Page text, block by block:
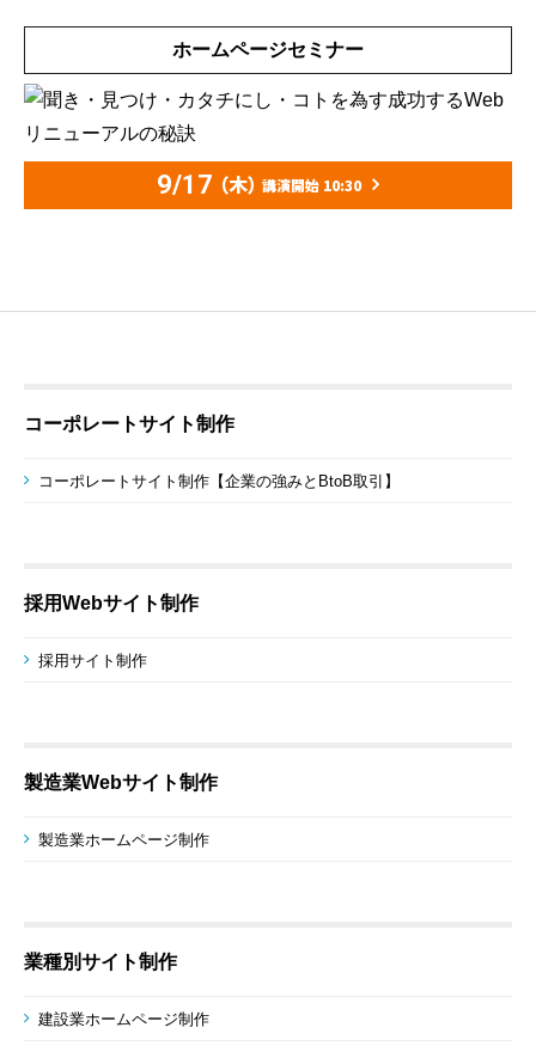
ホームページセミナー
9/17 （木） 講演開始 10:30
コーポレートサイト制作
コーポレートサイト制作【企業の強みとBtoB取引】
採用Webサイト制作
採用サイト制作
製造業Webサイト制作
製造業ホームページ制作
業種別サイト制作
建設業ホームページ制作